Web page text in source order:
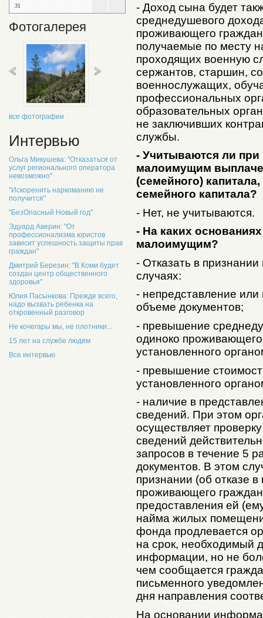
31
Фотогалерея
все фотографии
Интервью
Ольга Микушева: "Отказаться от
услуг регионального оператора
невозможно"
"Искоренить наркоманию не
получится"
"БезОпасный Новый год"
Эдуард Аверин: "От
профессионализма юристов
зависит успешность защиты прав
граждан"
Дмитрий Березин: "В Коми будет
создан центр общественного
здоровья"
Юлия Пасынкова: Прежде всего,
надо вызвать ребенка на
откровенный разговор
Не кочегары мы, не плотники...
15 лет на службе людям
Все интервью
- Доход сына будет
среднедушевого
проживающего
получаемые по месту
проходящих военную
сержантов, старшин,
военнослужащих,
профессиональных
образовательных
не заключивших
службы.
- Учитываются ли при
малоимущим
(семейного)
семейного капитала?
- Нет, не учитываются.
- На каких
малоимущим?
- Отказать в
случаях:
- непредставление
объеме документов;
- превышение
одиноко
установленного
- превышение
установленного
- наличие в
сведений. При этом
осуществляет
сведений
запросов в течение 5
документов. В этом
признании (об отказе
проживающего
предоставления ей
найма жилых
фонда продлевается
на срок, необходимый
информации, но не
чем сообщается
письменного
дня направления
На основании